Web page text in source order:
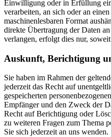
Einwilligung oder in Erfüllung
verarbeiten, an sich oder an
maschinenlesbaren Format
direkte Übertragung der Daten
verlangen, erfolgt dies nur,
Auskunft, Berichtigung
Sie haben im Rahmen der
jederzeit das Recht auf
gespeicherten
Empfänger und den Zweck der
Recht auf Berichtigung oder
zu weiteren Fragen zum Thema
Sie sich jederzeit an uns wenden.